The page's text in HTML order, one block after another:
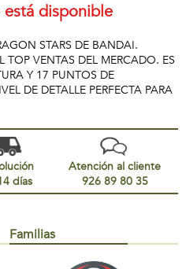
disponible
STARS DE BANDAI.
TOP VENTAS DEL MERCADO. ES
Y 17 PUNTOS DE
DE DETALLE PERFECTA PARA
días
Atención al cliente
926 89 80 35
Familias